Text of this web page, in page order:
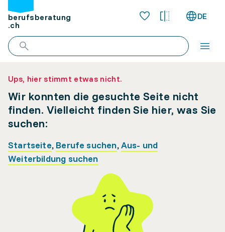
berufsberatung
.ch
DE
Ups, hier stimmt etwas nicht.
Wir konnten die gesuchte Seite nicht
finden. Vielleicht finden Sie hier, was Sie
suchen:
Startseite, Berufe suchen,Aus- und
Weiterbildung suchen